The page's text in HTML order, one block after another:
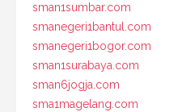
sman1sumbar.com
smanegeri1bantul.com
smanegeri1bogor.com
sman1surabaya.com
sman6jogja.com
sma1magelang.com